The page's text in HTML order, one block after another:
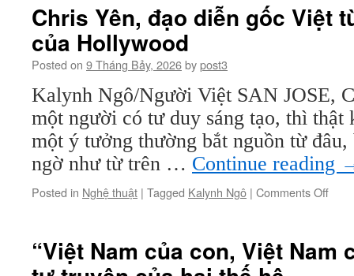
Chris Yên, đạo diễn gốc Việt
của Hollywood
Posted on 9 Tháng Bảy, 2026bypost3
Kalynh Ngô/Người Việt SAN JOSE,
một người có tư duy sáng tạo, thì thật
một ý tưởng thường bắt nguồn từ
ngờ như từ trên … Continue reading
Posted in Nghệ thuật | Tagged Kalynh Ngô | Comments Offon
diễn
“Việt Nam của con, Việt Nam